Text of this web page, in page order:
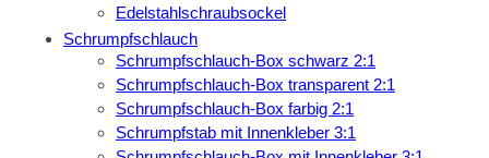
Edelstahlschraubsockel
Schrumpfschlauch
Schrumpfschlauch-Box schwarz 2:1
Schrumpfschlauch-Box transparent 2:1
Schrumpfschlauch-Box farbig 2:1
Schrumpfstab mit Innenkleber 3:1